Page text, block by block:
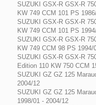
SUZUKI GSX-R GSX-R
KW 749 CCM 101 PS
SUZUKI GSX-R GSX-R
KW 749 CCM 101 PS
SUZUKI GSX-R GSX-R
KW 749 CCM 98 PS 1994/
SUZUKI GSX-R GSX-R
Edition 110 KW 750 CCM
SUZUKI GZ GZ 125
2004/12
SUZUKI GZ GZ 125
1998/01 - 2004/12